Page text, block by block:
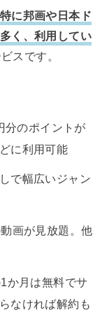
特に邦画や日本ド
く、利用してい
スです。
分のポイントが
に利用可能
で幅広いジャン
画が見放題。他
か月は無料でサ
なければ解約も